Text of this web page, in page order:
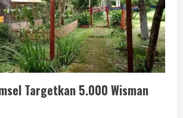
Targetkan 5.000 Wisman